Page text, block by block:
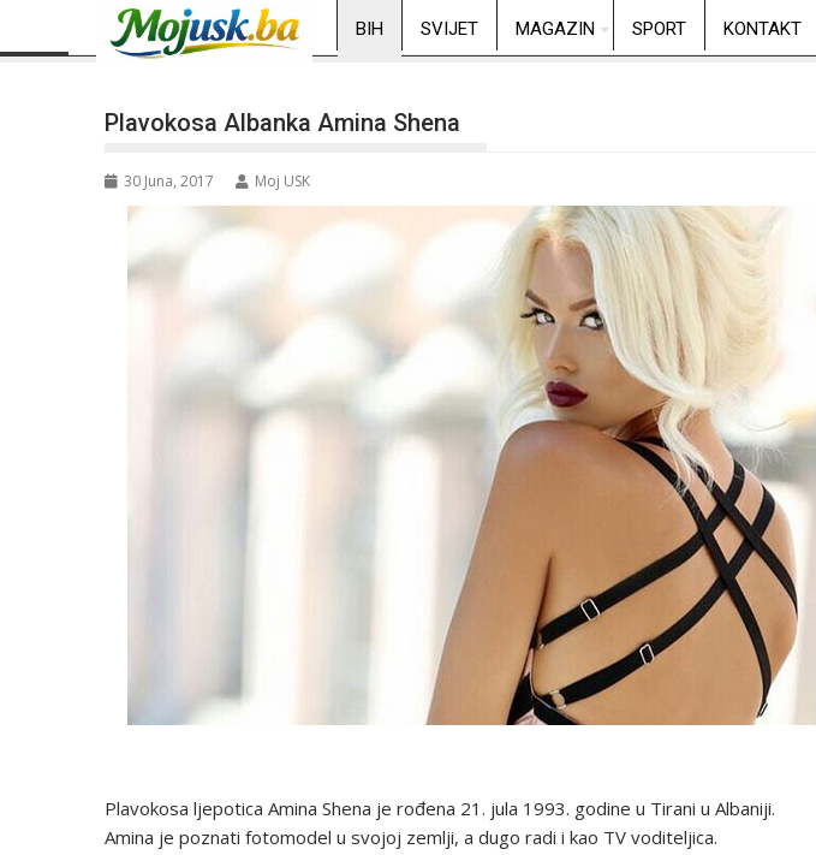
BIH SVIJET MAGAZIN SPORT KONTAKT
Plavokosa Albanka Amina Shena
30 Juna, 2017 Moj USK
Plavokosa ljepotica Amina Shena je rođena 21. jula 1993. godine u Tirani u Albaniji.
Amina je poznati fotomodel u svojoj zemlji, a dugo radi i kao TV voditeljica.